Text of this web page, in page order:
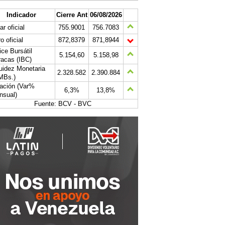
Indicador Cierre Ant 06/08/2026
oficial
755.9001
756.7083
oficial
872,8379
871,8944
Bursátil
(IBC)
5.154,60
5.158,98
Monetaria
2.328.582
2.390.884
(Var%
6,3%
13,8%
Fuente: BCV - BVC